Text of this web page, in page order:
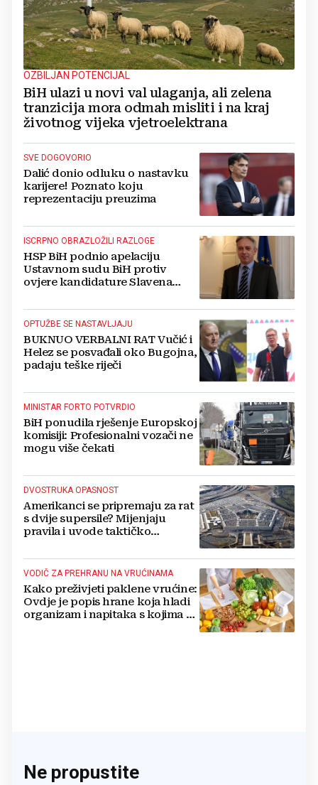
OZBILJAN POTENCIJAL
BiH ulazi u novi val ulaganja, ali zelena
tranzicija mora odmah misliti i na kraj
životnog vijeka vjetroelektrana
SVE DOGOVORIO
Dalić donio odluku o nastavku
karijere! Poznato koju
reprezentaciju preuzima
ISCRPNO OBRAZLOŽILI RAZLOGE
HSP BiH podnio apelaciju
Ustavnom sudu BiH protiv
ovjere kandidature Slavena
OPTUŽBE SE NASTAVLJAJU
BUKNUO VERBALNI RAT Vučić i
Helez se posvađali oko Bugojna,
padaju teške riječi
MINISTAR FORTO POTVRDIO
BiH ponudila rješenje Europskoj
komisiji: Profesionalni vozači ne
mogu više čekati
DVOSTRUKA OPASNOST
Amerikanci se pripremaju za rat
s dvije supersile? Mijenjaju
pravila i uvode taktičko
VODIČ ZA PREHRANU NA VRUĆINAMA
Kako preživjeti paklene vrućine:
Ovdje je popis hrane koja hladi
organizam i napitaka s kojima si
Ne propustite